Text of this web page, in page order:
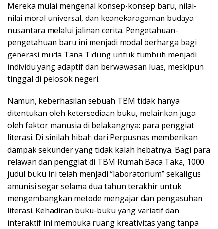
Mereka mulai mengenal konsep-konsep baru, nilai-
nilai moral universal, dan keanekaragaman budaya
nusantara melalui jalinan cerita. Pengetahuan-
pengetahuan baru ini menjadi modal berharga bagi
generasi muda Tana Tidung untuk tumbuh menjadi
individu yang adaptif dan berwawasan luas, meskipun
tinggal di pelosok negeri.
Namun, keberhasilan sebuah TBM tidak hanya
ditentukan oleh ketersediaan buku, melainkan juga
oleh faktor manusia di belakangnya: para penggiat
literasi. Di sinilah hibah dari Perpusnas memberikan
dampak sekunder yang tidak kalah hebatnya. Bagi para
relawan dan penggiat di TBM Rumah Baca Taka, 1000
judul buku ini telah menjadi “laboratorium” sekaligus
amunisi segar selama dua tahun terakhir untuk
mengembangkan metode mengajar dan pengasuhan
literasi. Kehadiran buku-buku yang variatif dan
interaktif ini membuka ruang kreativitas yang tanpa